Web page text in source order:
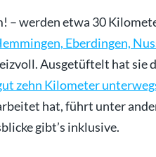
– werden etwa 30
Eberdingen,
Ausgetüftelt hat sie
zehn Kilometer
hat, führt unter
gibt’s inklusive.